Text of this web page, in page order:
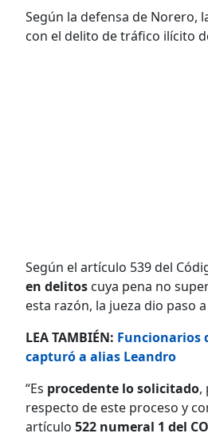
Según la defensa de Norero,
con el delito de tráfico ilícito
Según el artículo 539 del
en delitos cuya pena no
esta razón, la jueza dio paso
LEA TAMBIÉN: Funcionarios
capturó a alias Leandro
“Es procedente lo solicitado,
respecto de este proceso y
artículo 522 numeral 1 del